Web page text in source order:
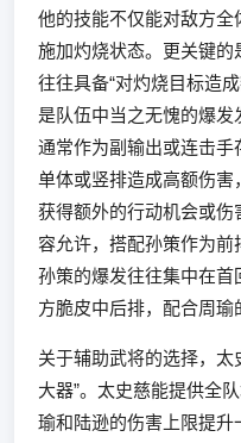
他的技能不仅能对敌方
施加灼烧状态。更关键的
往往具备“对灼烧目标造成
是队伍中当之无愧的爆
通常作为副输出或连击
单体或竖排造成高额伤
获得额外的行动机会或
容允许，搭配孙策作为前
孙策的爆发往往集中在
方脆皮中后排，配合周瑜
关于辅助武将的选择，太
大器”。太史慈能提供全
瑜和陆逊的伤害上限提